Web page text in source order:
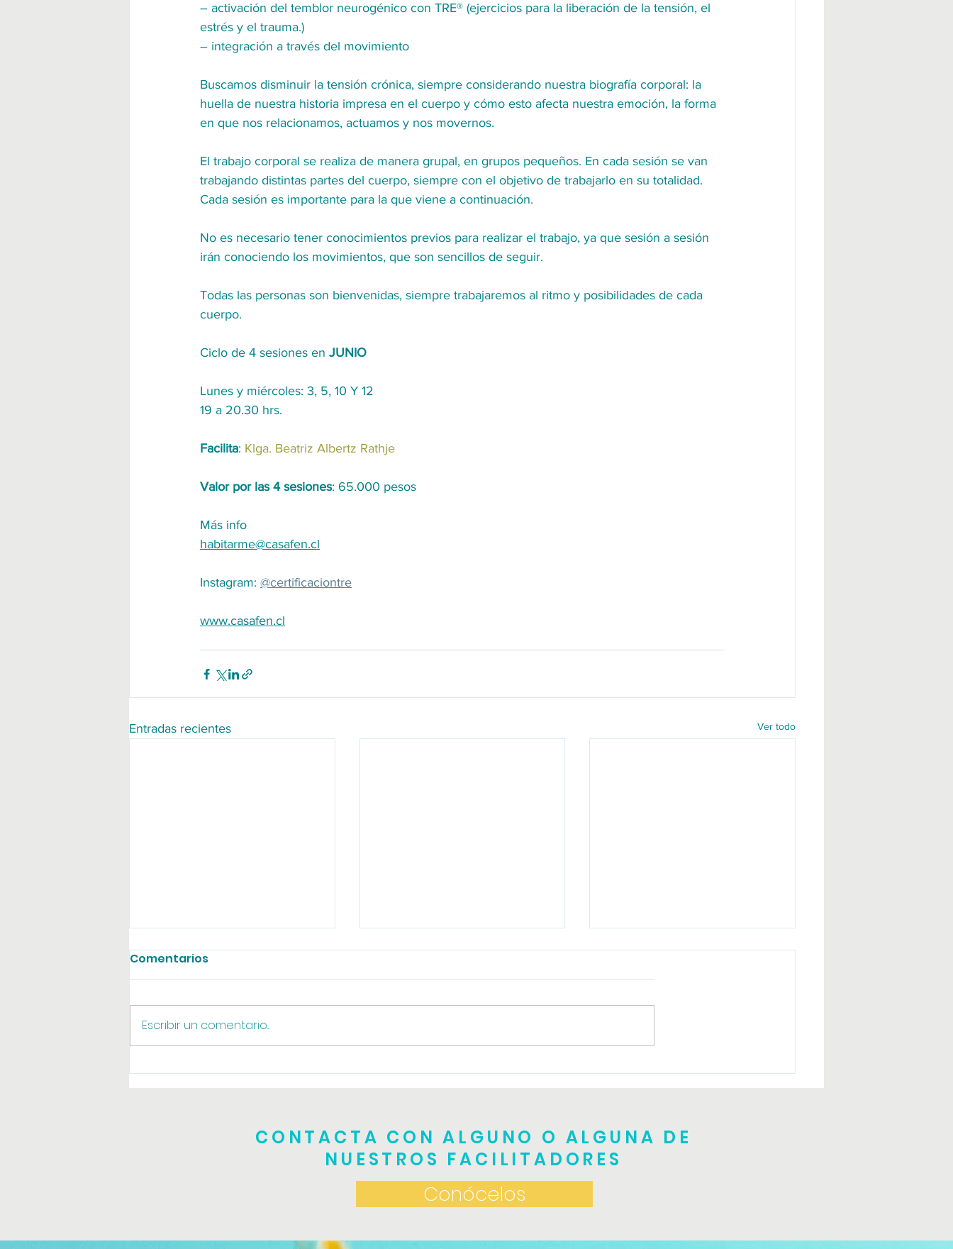
– activación del temblor neurogénico con TRE® (ejercicios para la liberación de la tensión, el
estrés y el trauma.)
– integración a través del movimiento
Buscamos disminuir la tensión crónica, siempre considerando nuestra biografía corporal: la
huella de nuestra historia impresa en el cuerpo y cómo esto afecta nuestra emoción, la forma
en que nos relacionamos, actuamos y nos movernos.
El trabajo corporal se realiza de manera grupal, en grupos pequeños. En cada sesión se van
trabajando distintas partes del cuerpo, siempre con el objetivo de trabajarlo en su totalidad.
Cada sesión es importante para la que viene a continuación.
No es necesario tener conocimientos previos para realizar el trabajo, ya que sesión a sesión
irán conociendo los movimientos, que son sencillos de seguir.
Todas las personas son bienvenidas, siempre trabajaremos al ritmo y posibilidades de cada
cuerpo.
Ciclo de 4 sesiones en JUNIO
Lunes y miércoles: 3, 5, 10 Y 12
19 a 20.30 hrs.
Facilita: Klga. Beatriz Albertz Rathje
Valor por las 4 sesiones: 65.000 pesos
Más info
habitarme@casafen.cl
Instagram: @certificaciontre
www.casafen.cl
Entradas recientes Ver todo
Agosto online
Taller de TRE teórico
Comentarios
Escribir un comentario...
CONTACTA CON ALGUNO O ALGUNA DE
NUESTROS FACILITADORES
Conócelos